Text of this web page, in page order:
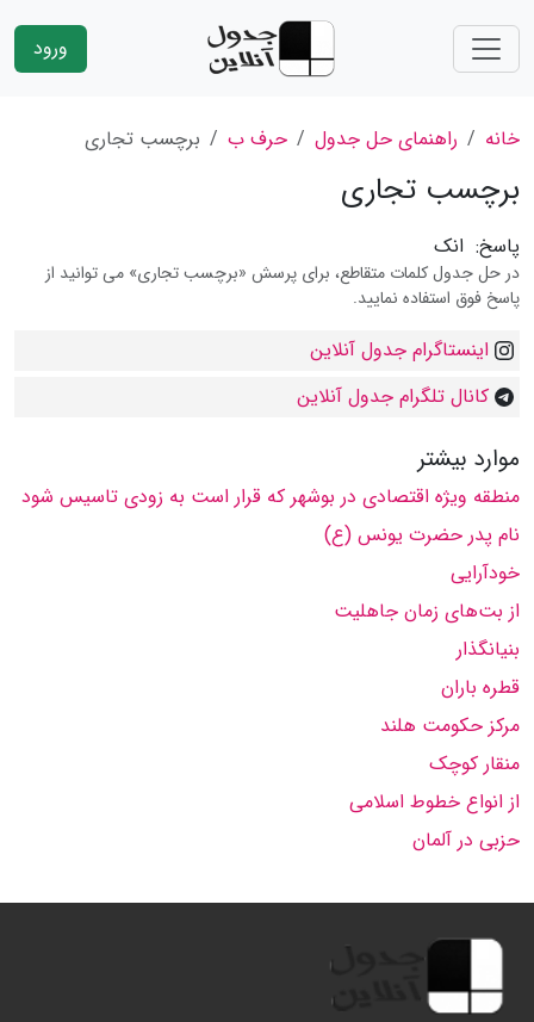
ورود
خانه راهنمای حل جدول حرف ب برچسب تجاری
برچسب تجاری
پاسخ: انک
در حل جدول کلمات متقاطع، برای پرسش «برچسب تجاری» می توانید از
پاسخ فوق استفاده نمایید.
اینستاگرام جدول آنلاین
کانال تلگرام جدول آنلاین
موارد بیشتر
منطقه ویژه اقتصادی در بوشهر که قرار است به زودی تاسیس شود
نام پدر حضرت یونس (ع)
خودآرایی
از بت‌های زمان جاهلیت
بنیانگذار
قطره باران
مرکز حکومت هلند
منقار کوچک
از انواع خطوط اسلامی
حزبی در آلمان